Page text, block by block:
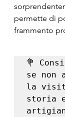
permette di
frammento
💐
se non
la
storia